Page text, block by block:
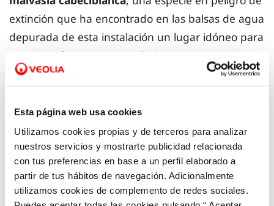
Esta página web usa cookies
Utilizamos cookies propias y de terceros para analizar
nuestros servicios y mostrarte publicidad relacionada
con tus preferencias en base a un perfil elaborado a
partir de tus hábitos de navegación. Adicionalmente
utilizamos cookies de complemento de redes sociales.
extinción que ha encontrado en las balsas de agua
depurada de esta instalación un lugar idóneo para
poner sus huevos y reproducirse.
parte de losbiólogos de ANSE
esfuerzo que están poniendo los expertos de esta
Asociación junto con Hidrogea, la empresa que se
encarga de la depuración de las aguas residuales
que llegan a la instalación desde Cartagena.